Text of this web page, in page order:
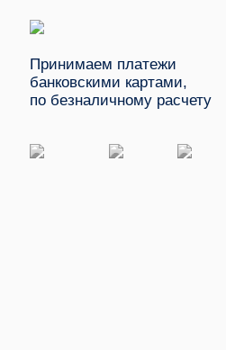
Принимаем платежи
банковскими картами,
по безналичному расчету